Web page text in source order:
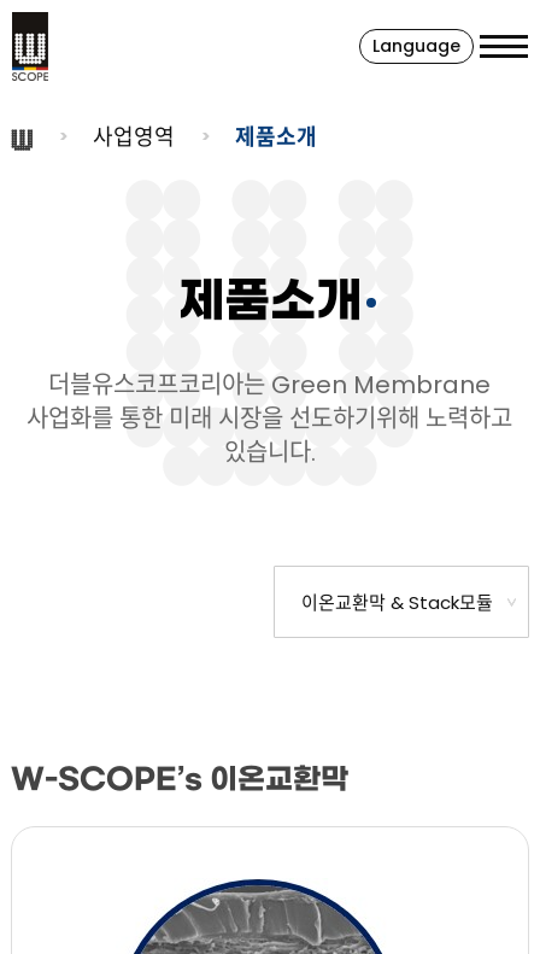
Language
사업영역 제품소개
제품소개
더블유스코프코리아는 Green Membrane
사업화를 통한 미래 시장을 선도하기위해 노력하고
있습니다.
W-SCOPE’s 이온교환막